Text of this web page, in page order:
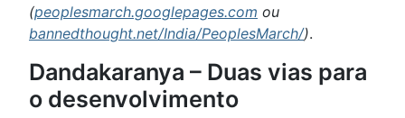
(peoplesmarch.googlepages.com ou
bannedthought.net/India/PeoplesMarch/).
Dandakaranya – Duas vias para
o desenvolvimento